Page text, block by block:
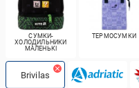
СУМКИ-
ХОЛОДИЛЬНИКИ
МАЛЕНЬКІ
ТЕРМОСУМКИ
Brivilas